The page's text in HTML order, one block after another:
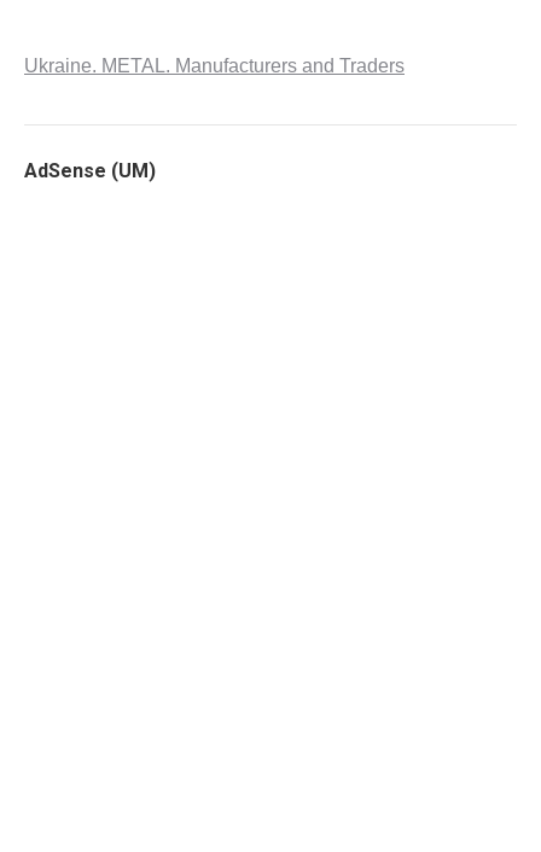
Ukraine. METAL. Manufacturers and Traders
AdSense (UM)